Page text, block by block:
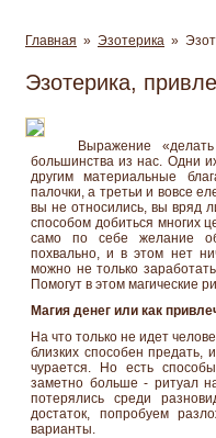
Главная » Эзотерика »
Эзотерика,
Выражение
большинства из нас. Одни
другим материальные
палочки, а третьи и вовсе
вы не относились, вы вряд
способом добиться многих
само по себе желание
похвально, и в этом нет
можно не только
Помогут в этом магические
Магия денег или как
На что только не идет
близких способен предать,
чурается. Но есть
заметно больше - ритуал
потерялись среди
достаток, попробуем
варианты.